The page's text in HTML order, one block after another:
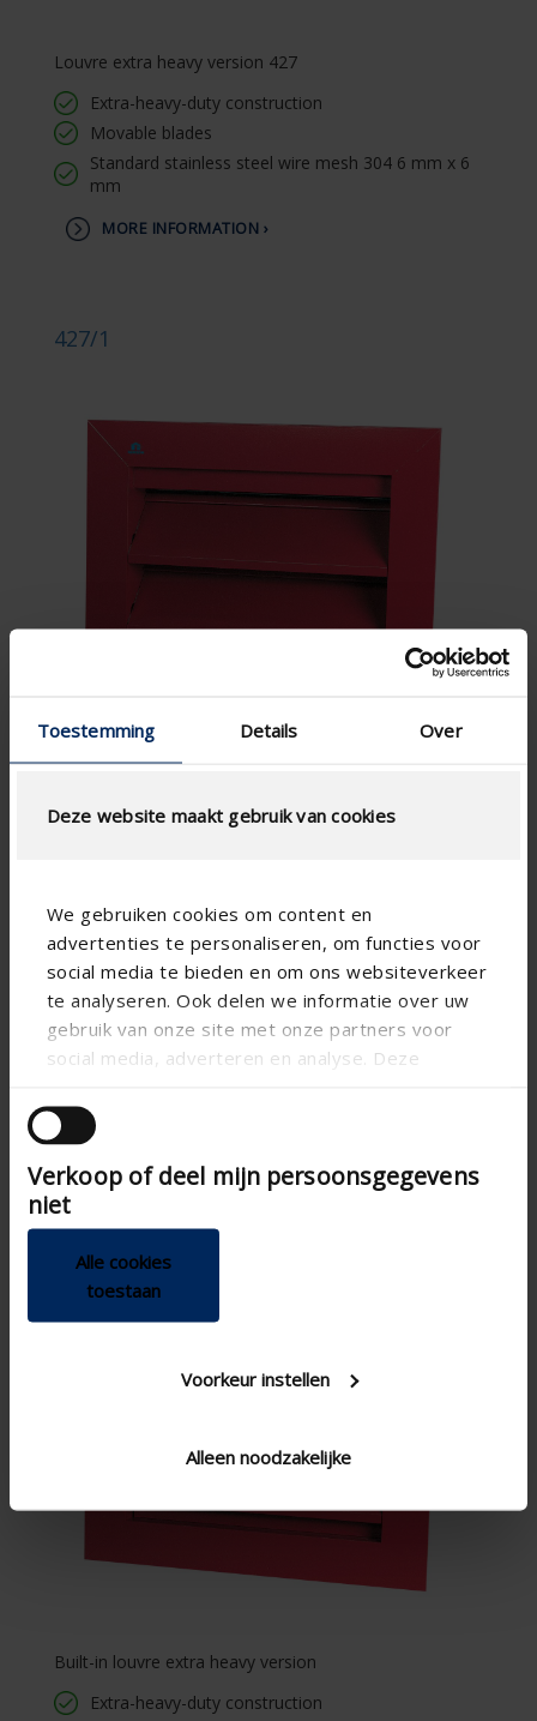
Toestemming Details Over
Deze website maakt gebruik van cookies
We gebruiken cookies om content en
advertenties te personaliseren, om functies voor
social media te bieden en om ons websiteverkeer
te analyseren. Ook delen we informatie over uw
gebruik van onze site met onze partners voor
social media, adverteren en analyse. Deze
andere informatie die u aan ze heeft verstrekt of
die ze hebben verzameld op basis van uw gebruik
van hun services.
Verkoop of deel mijn persoonsgegevens
niet
Alle cookies
toestaan
Voorkeur instellen
Alleen noodzakelijke
Louvre extra heavy version 427
Extra-heavy-duty construction
Movable blades
Standard stainless steel wire mesh 304 6 mm x 6
mm
MORE INFORMATION ›
427/1
Extra-heavy-duty construction
Movable blades
Standard stainless steel wire mesh 304 6 mm x 6
mm
MORE INFORMATION ›
427/2
Built-in louvre extra heavy version
Extra-heavy-duty construction